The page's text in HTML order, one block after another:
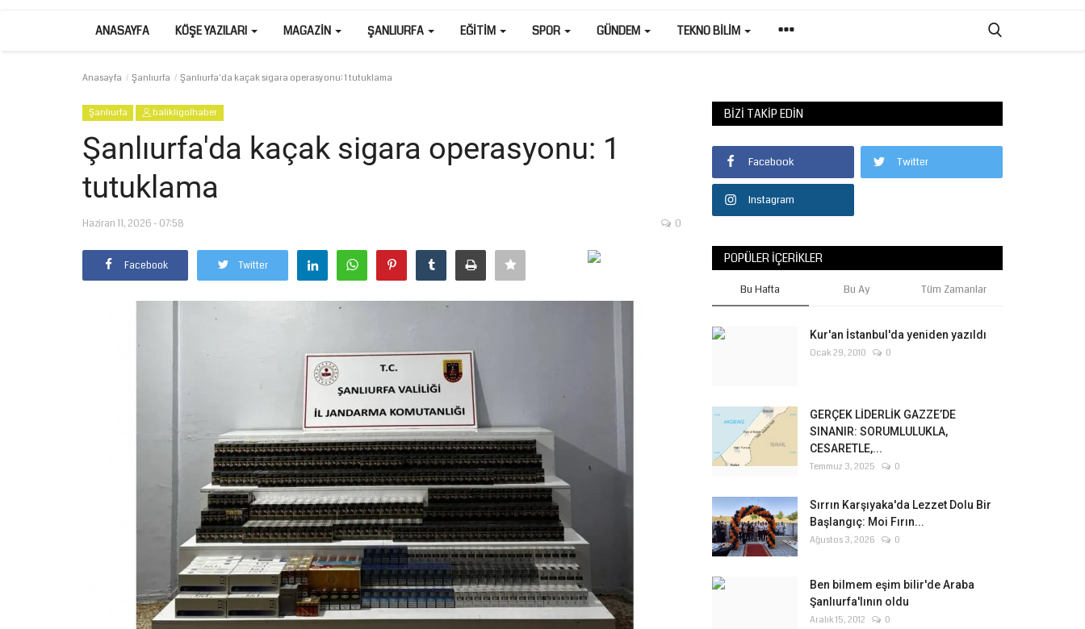
ANASAYFA KÖŞE YAZILARI MAGAZIN ŞANLIURFA EĞITIM SPOR GÜNDEM TEKNO BILIM
Anasayfa Şanlıurfa Şanlıurfa'da kaçak sigara operasyonu: 1 tutuklama
Şanlıurfa balikligolhaber
Şanlıurfa'da kaçak sigara operasyonu: 1
tutuklama
Haziran 11, 2026 - 07:58 0
Facebook Twitter
BIZI TAKIP EDIN
Facebook Twitter
Instagram
POPÜLER İÇERIKLER
Bu Hafta Bu Ay Tüm Zamanlar
Kur'an İstanbul'da yeniden yazıldı
Ocak 29, 2010 0
GERÇEK LİDERLİK GAZZE’DE
SINANIR: SORUMLULUKLA,
CESARETLE,...
Temmuz 3, 2025 0
Sırrın Karşıyaka'da Lezzet Dolu Bir
Başlangıç: Moi Fırın...
Ağustos 3, 2026 0
Ben bilmem eşim bilir'de Araba
Şanlıurfa'lının oldu
Aralık 15, 2012 0